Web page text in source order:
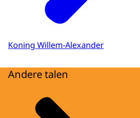
Koning Willem-Alexander
Andere talen